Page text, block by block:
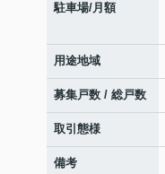
駐車場/月額
用途地域
募集戸数 / 総戸数
取引態様
備考